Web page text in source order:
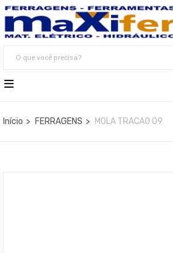
Início FERRAGENS MOLA TRACAO 09